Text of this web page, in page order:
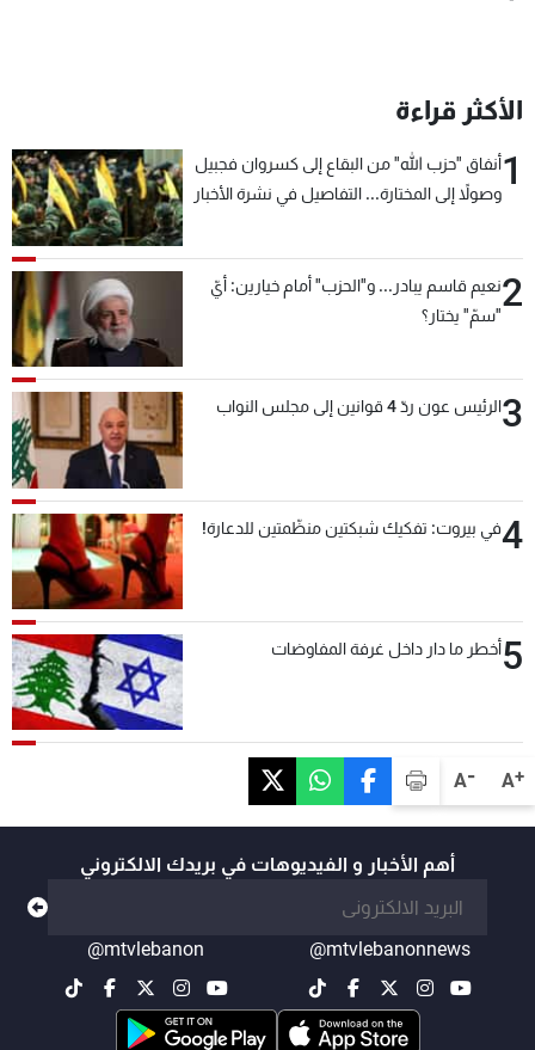
A+
A-
الأكثر قراءة
1أنفاق "حزب الله" من البقاع إلى كسروان فجبيل
وصولاً إلى المختارة... التفاصيل في نشرة الأخبار
2نعيم قاسم يبادر... و"الحزب" أمام خيارين: أيّ
"سمّ" يختار؟
3الرئيس عون ردّ 4 قوانين إلى مجلس النواب
4في بيروت: تفكيك شبكتين منظّمتين للدعارة!
5أخطر ما دار داخل غرفة المفاوضات
أهم الأخبار و الفيديوهات في بريدك الالكتروني
@mtvlebanonnews
@mtvlebanon